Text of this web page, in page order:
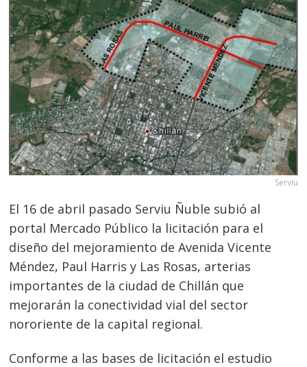
Serviu
El 16 de abril pasado Serviu Ñuble subió al
portal Mercado Público la licitación para el
diseño del mejoramiento de Avenida Vicente
Méndez, Paul Harris y Las Rosas, arterias
importantes de la ciudad de Chillán que
mejorarán la conectividad vial del sector
nororiente de la capital regional.
Conforme a las bases de licitación el estudio